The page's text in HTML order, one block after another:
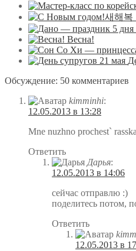
Весна!
Обсуждение: 50 комментариев
kimminhi:
12.05.2013 в 13:28
Mne nuzhno prochest`
Ответить
Дарья:
12.05.2013 в 14:06
сейчас отправлю :)
поделитесь потом,
Ответить
12.05.2013 в